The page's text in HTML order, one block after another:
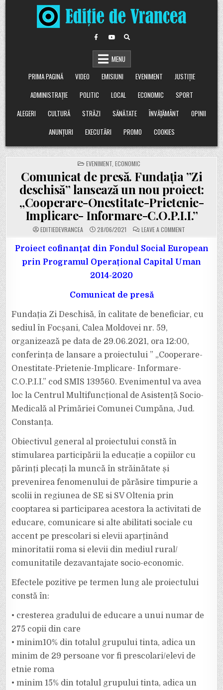
Skip
to
content
MENU
PRIMA PAGINĂ
VIDEO EMISIUNI EVENIMENT
JUSTIȚIE
ADMINISTRAȚIE
POLITIC LOCAL ECONOMIC
SPORT
ALEGERI
CULTURĂ STRĂZI SĂNĂTATE ÎNVĂȚĂMÂNT
OPINII
ANUNȚURI
EXECUTĂRI PROMO COOKIES
POSTED
IN
EVENIMENT ECONOMIC
Comunicat de presă. Fundația ”Zi
deschisă” lansează un nou proiect:
„Cooperare-Onestitate-Prietenie-
Implicare- Informare-C.O.P.I.I.”
EDITIEDEVRANCEA 28/06/2021 LEAVE A COMMENT
COMUNICAT
PRESĂ.
FUNDAȚIA
”ZI
DESCHISĂ”
IMPLICARE-
INFORMARE-
Proiect cofinanţat din Fondul Social European
prin Programul Operațional Capital Uman
2014-2020
Comunicat de presă
Fundația Zi Deschisă, în calitate de beneficiar, cu
sediul în Focșani, Calea Moldovei nr. 59,
organizează pe data de 29.06.2021, ora 12:00,
conferința de lansare a proiectului ” „Cooperare-
Onestitate-Prietenie-Implicare- Informare-
C.O.P.I.I.” cod SMIS 139560. Evenimentul va avea
loc la Centrul Multifuncțional de Asistență Socio-
Medicală al Primăriei Comunei Cumpăna, Jud.
Constanța.
Obiectivul general al proiectului constă în
stimularea participării la educație a copiilor cu
părinți plecați la muncă în străinătate și
prevenirea fenomenului de părăsire timpurie a
scolii in regiunea de SE si SV Oltenia prin
cooptarea si participarea acestora la activitati de
educare, comunicare si alte abilitati sociale cu
accent pe prescolari si elevii aparținând
minoritatii roma si elevii din mediul rural/
comunitatile dezavantajate socio-economic.
Efectele pozitive pe termen lung ale proiectului
constă în:
• cresterea gradului de educare a unui numar de
275 copii din care
• minim10% din totalul grupului tinta, adica un
minim de 29 persoane vor fi prescolari/elevi de
etnie roma
• minim 15% din totalul grupului tinta, adica un